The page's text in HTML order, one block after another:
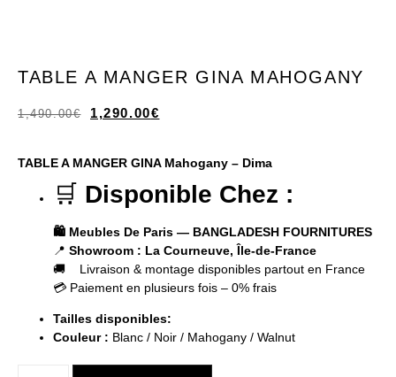
TABLE A MANGER GINA MAHOGANY
1,490.00€ 1,290.00€
TABLE A MANGER GINA Mahogany – Dima
🛒 Disponible Chez :
🛍️ Meubles De Paris — BANGLADESH FOURNITURES
📍 Showroom : La Courneuve, Île-de-France
🚚 Livraison & montage disponibles partout en France
💳 Paiement en plusieurs fois – 0% frais
Tailles disponibles:
Couleur : Blanc / Noir / Mahogany / Walnut